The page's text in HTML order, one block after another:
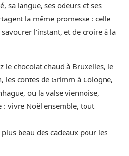
sa langue, ses odeurs et ses
la même promesse : celle
l’instant, et de croire à la
le chocolat chaud à Bruxelles, le
les contes de Grimm à Cologne,
ou la valse viennoise,
: vivre Noël ensemble, tout
plus beau des cadeaux pour les